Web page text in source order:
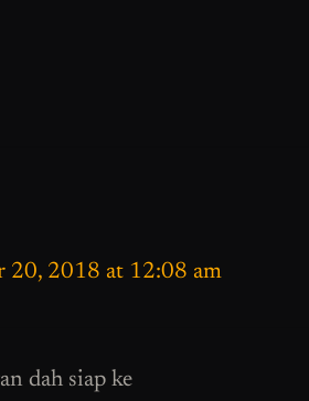
20, 2018 at 12:08 am
dah siap ke